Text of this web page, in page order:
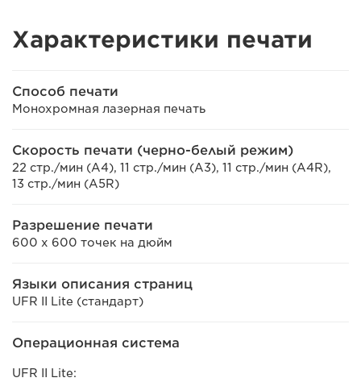
Характеристики печати
Способ печати
Монохромная лазерная печать
Скорость печати (черно-белый режим)
22 стр./мин (A4), 11 стр./мин (A3), 11 стр./мин (A4R),
13 стр./мин (A5R)
Разрешение печати
600 x 600 точек на дюйм
Языки описания страниц
UFR II Lite (стандарт)
Операционная система
UFR II Lite: